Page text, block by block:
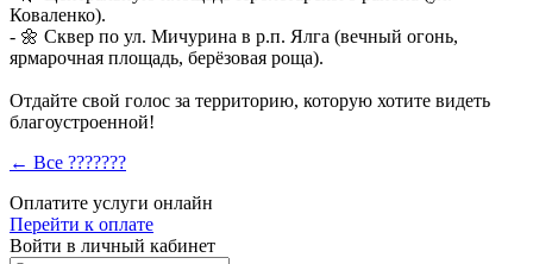
Коваленко).
- 🌼 Сквер по ул. Мичурина в р.п. Ялга (вечный огонь,
ярмарочная площадь, берёзовая роща).
Отдайте свой голос за территорию, которую хотите видеть
благоустроенной!
← Все ???????
Оплатите услуги онлайн
Перейти к оплате
Войти в личный кабинет